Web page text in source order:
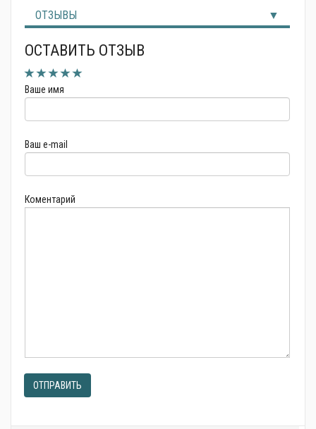
ОТЗЫВЫ
ОСТАВИТЬ ОТЗЫВ
Ваше имя
Ваш e-mail
Коментарий
ОТПРАВИТЬ